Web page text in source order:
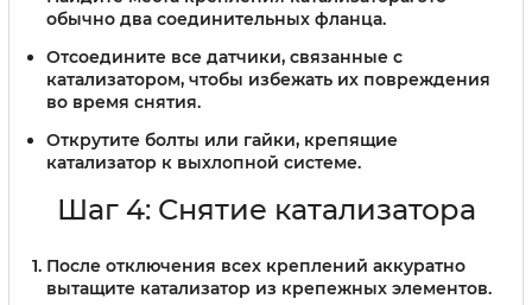
обычно два соединительных фланца.
Отсоедините все датчики, связанные с
катализатором, чтобы избежать их повреждения
во время снятия.
Открутите болты или гайки, крепящие
катализатор к выхлопной системе.
Шаг 4: Снятие катализатора
После отключения всех креплений аккуратно
вытащите катализатор из крепежных элементов.